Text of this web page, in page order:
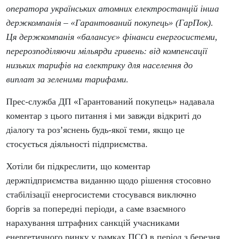
оператора українських атомних електростанцій інша
держкомпанія – «Гарантований покупець» (ГарПок).
Ця держкомпанія «балансує» фінанси енергосистеми,
перерозподіляючи мільярди гривень: від компенсації
низьких тарифів на електрику для населення до
виплат за зеленими тарифами.
Прес-служба ДП «Гарантований покупець» надавала
коментар з цього питання і ми завжди відкриті до
діалогу та роз’яснень будь-якої теми, якщо це
стосується діяльності підприємства.
Хотіли би підкреслити, що коментар
держпідприємства виданню щодо рішення стосовно
стабілізації енергосистеми стосувався виключно
боргів за попередні періоди, а саме взаємного
нарахування штрафних санкцій учасниками
енергетичного ринку у рамках ПСО в період з березня